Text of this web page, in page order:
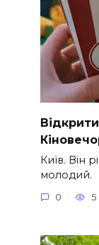
Київ. Він
молодий.
0 5